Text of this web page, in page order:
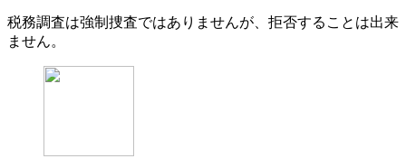
税務調査は強制捜査ではありませんが、拒否することは出来
ません。